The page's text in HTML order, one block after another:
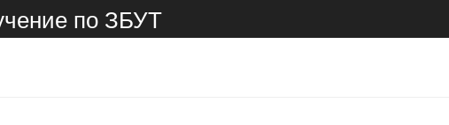
по ЗБУТ